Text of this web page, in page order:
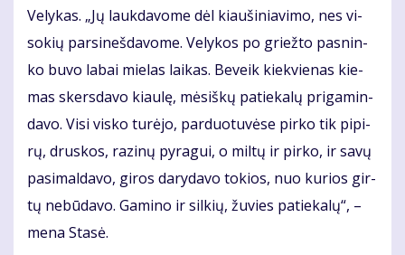
Ve­ly­kas. „Jų lauk­da­vo­me dėl kiau­ši­nia­vi­mo, nes vi­
so­kių par­si­neš­da­vo­me. Ve­ly­kos po griež­to pas­nin­
ko bu­vo la­bai mie­las lai­kas. Be­veik kiek­vie­nas kie­
mas skers­da­vo kiau­lę, mė­siš­kų pa­tie­ka­lų pri­ga­min­
da­vo. Vi­si vis­ko tu­rė­jo, par­duo­tu­vė­se pir­ko tik pi­pi­
rų, drus­kos, ra­zi­nų py­ra­gui, o mil­tų ir pir­ko, ir sa­vų
pa­si­mal­da­vo, gi­ros da­ry­da­vo to­kios, nuo ku­rios gir­
tų ne­bū­da­vo. Ga­mi­no ir sil­kių, žu­vies pa­tie­ka­lų“, –
me­na Sta­sė.